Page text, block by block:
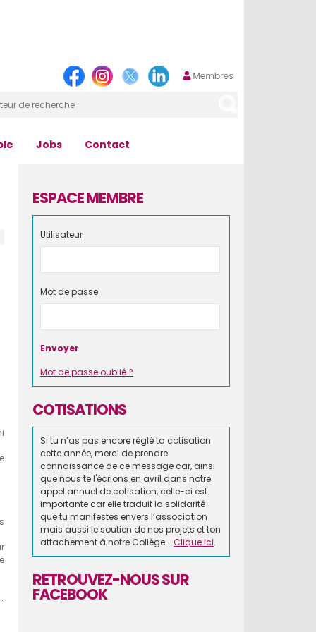
Jobs Contact
ESPACE MEMBRE
Utilisateur
Mot de passe
Mot de passe oublié ?
COTISATIONS
Si tu n’as pas encore réglé ta cotisation
cette année, merci de prendre
connaissance de ce message car, ainsi
que nous te l'écrions en avril dans notre
appel annuel de cotisation, celle-ci est
importante car elle traduit la solidarité
que tu manifestes envers l’association
mais aussi le soutien de nos projets et ton
attachement à notre Collège... Clique ici.
RETROUVEZ-NOUS SUR
FACEBOOK